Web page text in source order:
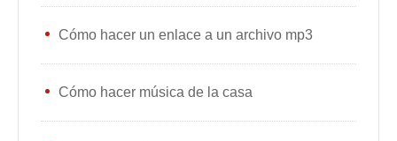
Cómo hacer un enlace a un archivo mp3
Cómo hacer música de la casa